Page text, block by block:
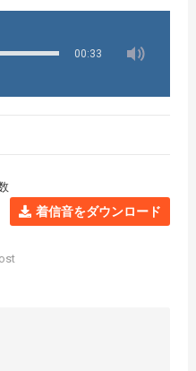
00:33
着信音をダウンロード